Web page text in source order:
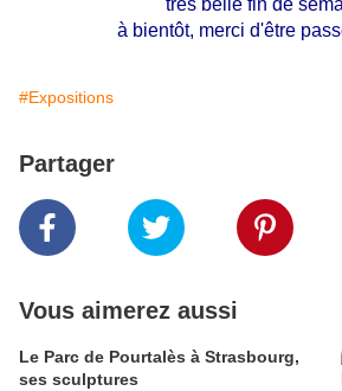
très belle fin de
à bientôt, merci d'être
#Expositions
Partager
Vous aimerez aussi
Le Parc de Pourtalès à Strasbourg,
ses sculptures